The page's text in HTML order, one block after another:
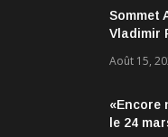
Sommet
Vladimir
Août 15,
«Encore
le 24